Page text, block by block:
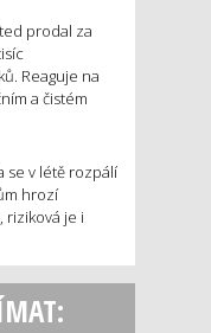
prodal za
Reaguje na
a čistém
se v létě rozpálí
hrozí
riziková je i